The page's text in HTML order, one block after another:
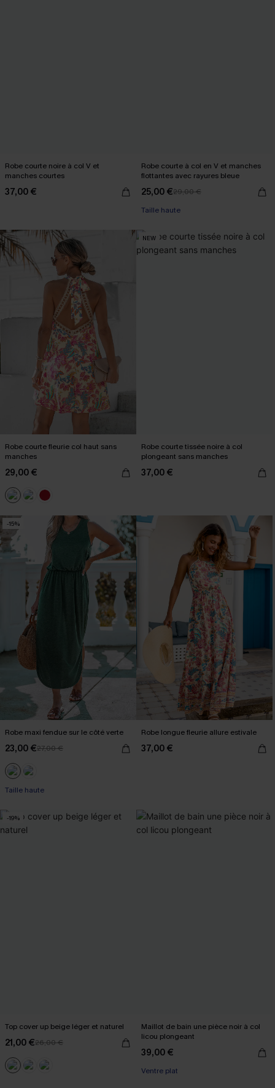
Robe courte noire à col V et
manches courtes
37,00 €
Robe courte à col en V et manches
flottantes avec rayures bleue
25,00 €29,00 €
Taille haute
Robe courte fleurie col haut sans
manches
29,00 €
NEW
Robe courte tissée noire à col
plongeant sans manches
37,00 €
-15%
Robe maxi fendue sur le côté verte
23,00 €27,00 €
Taille haute
Robe longue fleurie allure estivale
37,00 €
-19%
Top cover up beige léger et naturel
21,00 €26,00 €
Maillot de bain une pièce noir à col
licou plongeant
39,00 €
Ventre plat